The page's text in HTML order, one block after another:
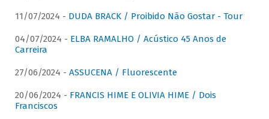
11/07/2024 - DUDA BRACK / Proibido Não Gostar - Tour
04/07/2024 - ELBA RAMALHO / Acústico 45 Anos de
Carreira
27/06/2024 - ASSUCENA / Fluorescente
20/06/2024 - FRANCIS HIME E OLIVIA HIME / Dois
Franciscos